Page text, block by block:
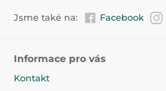
Jsme také na: Facebook
Informace pro vás
Kontakt